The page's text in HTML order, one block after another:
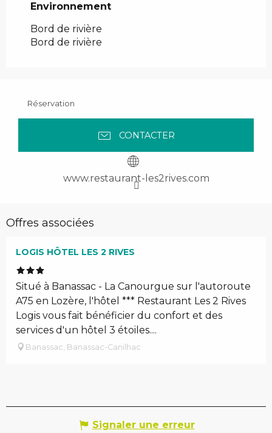
Environnement
Environnement
Bord de rivière
Bord de rivière
Réservation
CONTACTER
www.restaurant-les2rives.com
Offres associées
LOGIS HÔTEL LES 2 RIVES
Situé à Banassac - La Canourgue sur l'autoroute
A75 en Lozère, l'hôtel *** Restaurant Les 2 Rives
Logis vous fait bénéficier du confort et des
services d'un hôtel 3 étoiles....
Banassac, Banassac-Canilhac
Signaler une erreur